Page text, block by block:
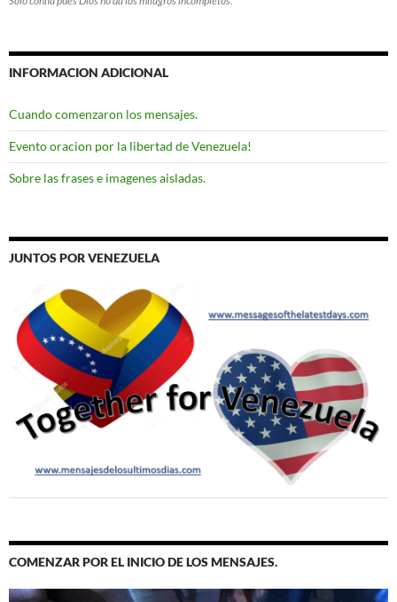
INFORMACION ADICIONAL
Cuando comenzaron los mensajes.
Evento oracion por la libertad de Venezuela!
Sobre las frases e imagenes aisladas.
JUNTOS POR VENEZUELA
COMENZAR POR EL INICIO DE LOS MENSAJES.